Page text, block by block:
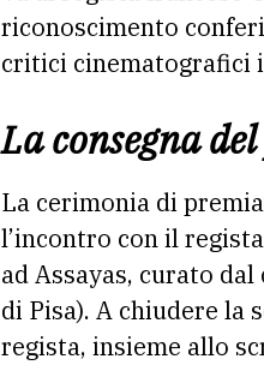
riconoscimento
critici cinematografici
La consegna
La cerimonia di
l’incontro con il
ad Assayas, curato
di Pisa). A chiudere la
regista, insieme allo